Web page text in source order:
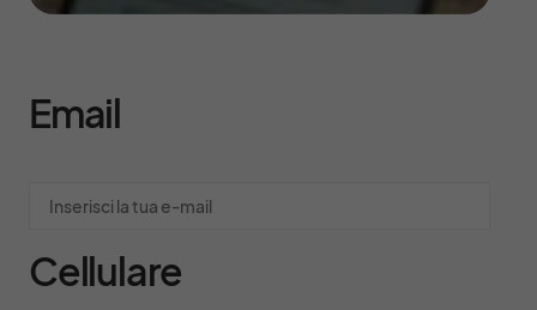
Email
Cellulare